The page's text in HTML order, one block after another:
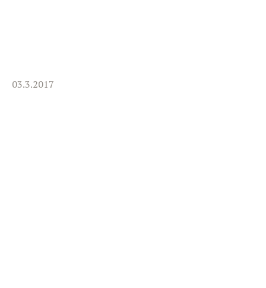
03.3.2017